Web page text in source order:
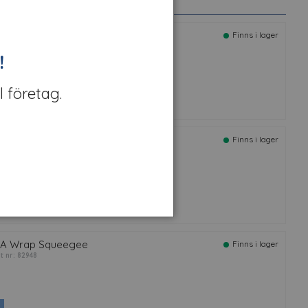
Finns i lager
Finns i lager
Wrap Squeegee
nr: 82948
Finns i lager
företag.